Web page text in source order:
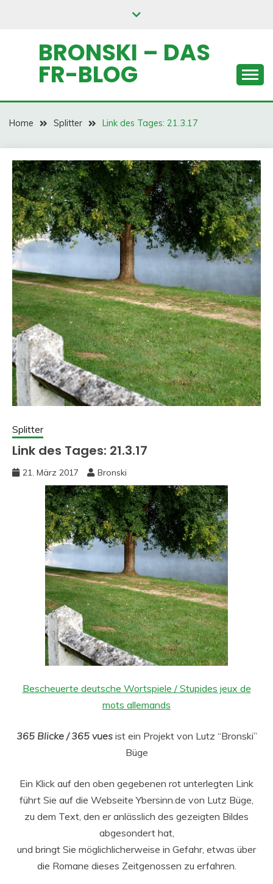
BRONSKI – DAS
FR-BLOG
Home Splitter Link des Tages: 21.3.17
Splitter
Link des Tages: 21.3.17
21. März 2017 Bronski
Bescheuerte deutsche Wortspiele / Stupides jeux de
mots allemands
365 Blicke / 365 vuesist ein Projekt von Lutz “Bronski”
Büge
Ein Klick auf den oben gegebenen rot unterlegten Link
führt Sie auf die Webseite Ybersinn.de von Lutz Büge,
zu dem Text, den er anlässlich des gezeigten Bildes
abgesondert hat,
und bringt Sie möglichlicherweise in Gefahr, etwas über
die Romane dieses Zeitgenossen zu erfahren.